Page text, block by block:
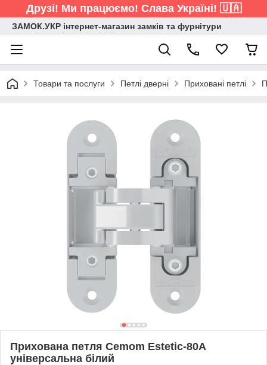
Друзі! Ми працюємо! Слава Україні! 🇺🇦
ЗАМОК.УКР інтернет-магазин замків та фурнітури
Товари та послуги Петлі дверні Приховані петлі
Прихована петля Cemom Estetic-80A
універсальна білий